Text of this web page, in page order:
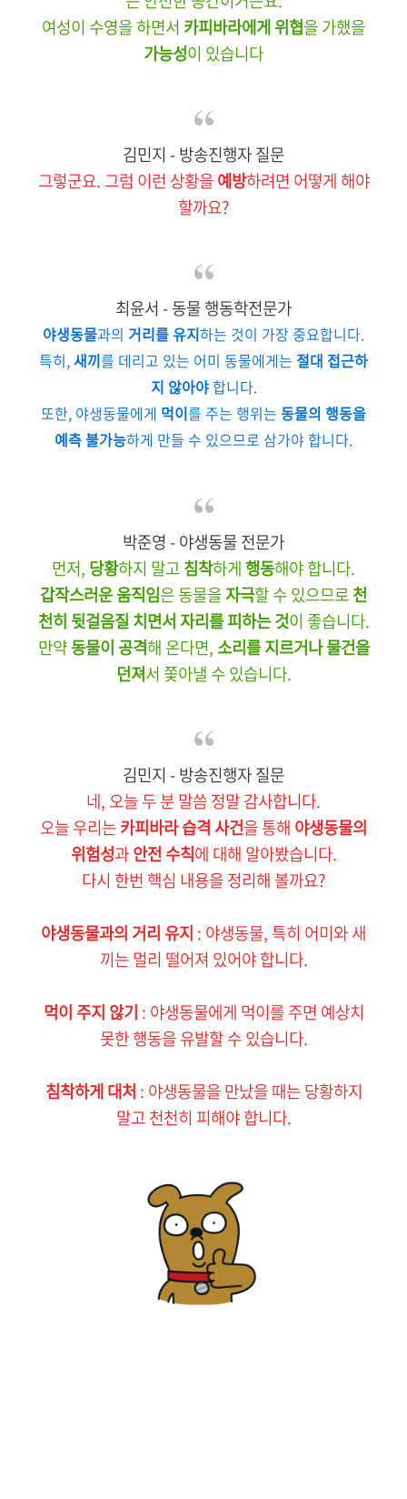
여성이 수영을 하면서 카피바라에게 위협을 가했을
가능성이 있습니다
김민지 - 방송진행자 질문
그렇군요. 그럼 이런 상황을예방하려면 어떻게 해야
할까요?
최윤서 - 동물 행동학전문가
야생동물과의 거리를 유지하는 것이 가장 중요합니다.
특히,새끼를 데리고 있는 어미 동물에게는 절대 접근하
지 않아야합니다.
또한, 야생동물에게 먹이를 주는 행위는 동물의 행동을
예측 불가능하게 만들 수 있으므로 삼가야 합니다.
박준영 - 야생동물 전문가
먼저, 당황하지 말고침착하게행동해야 합니다.
갑작스러운 움직임은 동물을자극할 수 있으므로천
천히 뒷걸음질 치면서 자리를 피하는 것이 좋습니다.
만약동물이 공격해 온다면, 소리를 지르거나 물건을
던져서 쫓아낼 수 있습니다.
김민지 - 방송진행자 질문
네, 오늘 두 분 말씀 정말 감사합니다.
오늘 우리는카피바라 습격 사건을 통해 야생동물의
위험성과안전 수칙에 대해 알아봤습니다.
다시 한번 핵심 내용을 정리해 볼까요?
야생동물과의 거리 유지 : 야생동물, 특히 어미와 새
끼는 멀리 떨어져 있어야 합니다.
먹이 주지 않기 : 야생동물에게 먹이를 주면 예상치
못한 행동을 유발할 수 있습니다.
침착하게 대처 : 야생동물을 만났을 때는 당황하지
말고 천천히 피해야 합니다.